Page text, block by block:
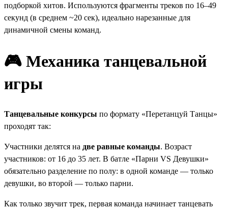
подборкой хитов. Используются фрагменты треков по 16–49
секунд (в среднем ~20 сек), идеально нарезанные для
динамичной смены команд.
🎮 Механика танцевальной
игры
Танцевальные конкурсы по формату «Перетанцуй Танцы»
проходят так:
Участники делятся на две равные команды. Возраст
участников: от 16 до 35 лет. В батле «Парни VS Девушки»
обязательно разделение по полу: в одной команде — только
девушки, во второй — только парни.
Как только звучит трек, первая команда начинает танцевать